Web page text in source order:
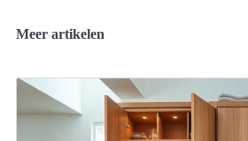
Meer artikelen